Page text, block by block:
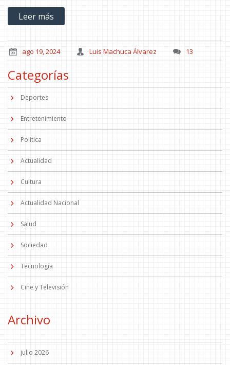
de las décadas de 1960 y 1970.
Leer más
ago 19, 2024 Luis Machuca Álvarez 13
Categorías
Deportes
Entretenimiento
Política
Actualidad
Cultura
Actualidad Nacional
Salud
Sociedad
Tecnología
Cine y Televisión
Archivo
julio 2026